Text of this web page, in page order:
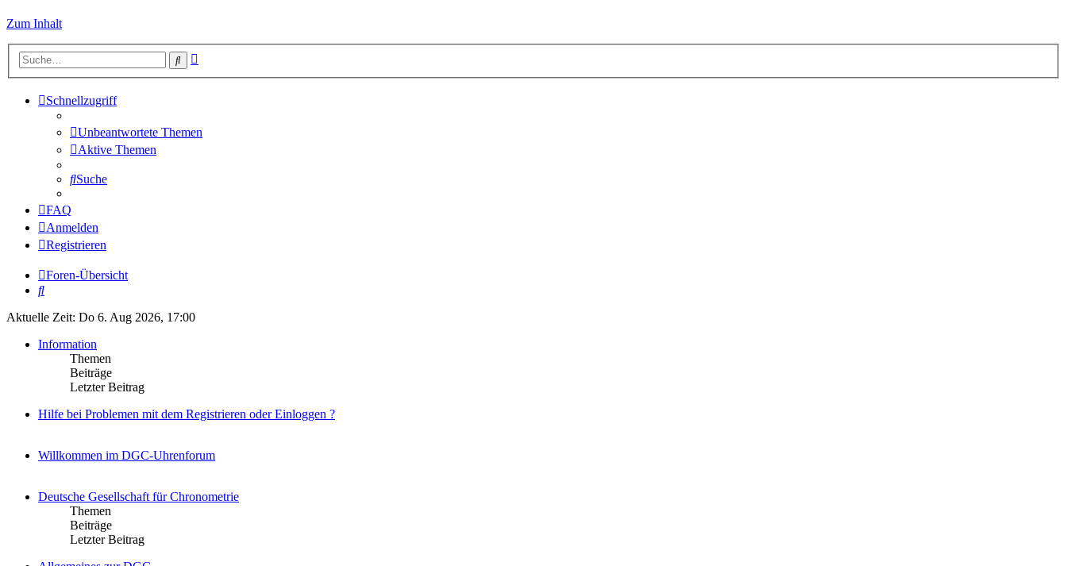
Zum Inhalt
Suche
Schnellzugriff
Unbeantwortete Themen
Aktive Themen
Suche
FAQ
Anmelden
Registrieren
Foren-Übersicht
Suche
Aktuelle Zeit: Do 6. Aug 2026, 17:00
Information
Themen
Beiträge
Letzter Beitrag
Hilfe bei Problemen mit dem Registrieren oder Einloggen ?
Willkommen im DGC-Uhrenforum
Deutsche Gesellschaft für Chronometrie
Themen
Beiträge
Letzter Beitrag